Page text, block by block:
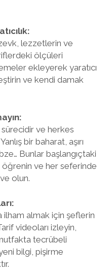
lezzetlerin ve
ölçüleri
ekleyerek yaratıcı
ve kendi damak
ve herkes
bir baharat, aşırı
Bunlar başlangıçtaki
öğrenin ve her seferinde
olun.
almak için şeflerin
videoları izleyin,
tecrübeli
bilgi, pişirme